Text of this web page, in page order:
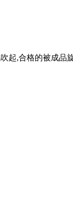
起,合格的被成品